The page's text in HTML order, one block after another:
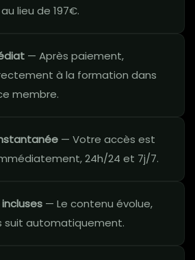
lieu de 197€.
— Après paiement,
à la formation dans
membre.
— Votre accès est
24h/24 et 7j/7.
— Le contenu évolue,
suit automatiquement.